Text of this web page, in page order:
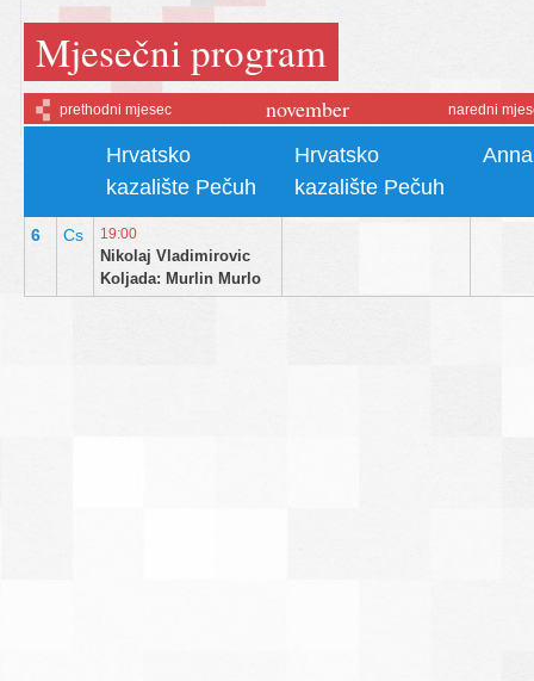
Mjesečni program
prethodni mjesec naredni
november
Hrvatsko
kazalište Pečuh
Hrvatsko
kazalište Pečuh
6 Cs 19:00
Nikolaj Vladimirovic
Koljada: Murlin Murlo